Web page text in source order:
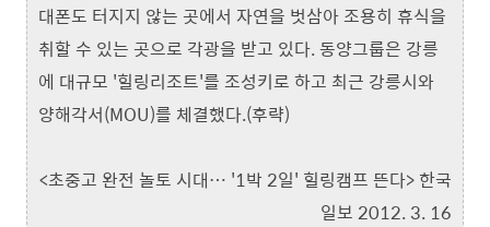
대폰도 터지지 않는 곳에서 자연을 벗삼아 조용히 휴식을
취할 수 있는 곳으로 각광을 받고 있다. 동양그룹은 강릉
에 대규모 '힐링리조트'를 조성키로 하고 최근 강릉시와
양해각서(MOU)를 체결했다.(후략)
<초중고 완전 놀토 시대… '1박 2일' 힐링캠프 뜬다> 한국
일보 2012. 3. 16